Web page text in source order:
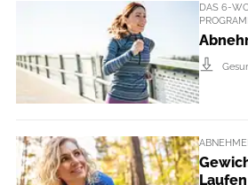
DAS 6-
Laufen